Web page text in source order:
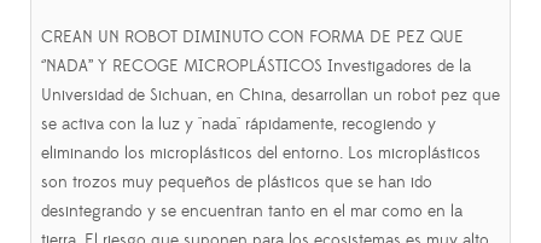
CREAN UN ROBOT DIMINUTO CON FORMA DE PEZ QUE
‘’NADA’’ Y RECOGE MICROPLÁSTICOS Investigadores de la
Universidad de Sichuan, en China, desarrollan un robot pez que
se activa con la luz y "nada" rápidamente, recogiendo y
eliminando los microplásticos del entorno. Los microplásticos
son trozos muy pequeños de plásticos que se han ido
desintegrando y se encuentran tanto en el mar como en la